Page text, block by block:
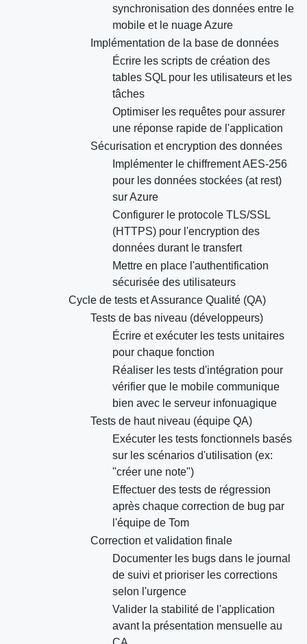
synchronisation des données entre le
mobile et le nuage Azure
Implémentation de la base de données
Écrire les scripts de création des
tables SQL pour les utilisateurs et les
tâches
Optimiser les requêtes pour assurer
une réponse rapide de l'application
Sécurisation et encryption des données
Implémenter le chiffrement AES-256
pour les données stockées (at rest)
sur Azure
Configurer le protocole TLS/SSL
(HTTPS) pour l'encryption des
données durant le transfert
Mettre en place l'authentification
sécurisée des utilisateurs
Cycle de tests et Assurance Qualité (QA)
Tests de bas niveau (développeurs)
Écrire et exécuter les tests unitaires
pour chaque fonction
Réaliser les tests d'intégration pour
vérifier que le mobile communique
bien avec le serveur infonuagique
Tests de haut niveau (équipe QA)
Exécuter les tests fonctionnels basés
sur les scénarios d'utilisation (ex:
"créer une note")
Effectuer des tests de régression
après chaque correction de bug par
l'équipe de Tom
Correction et validation finale
Documenter les bugs dans le journal
de suivi et prioriser les corrections
selon l'urgence
Valider la stabilité de l'application
avant la présentation mensuelle au